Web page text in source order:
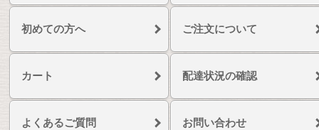
初めての方へ ご注文について
カート 配達状況の確認
よくあるご質問 お問い合わせ